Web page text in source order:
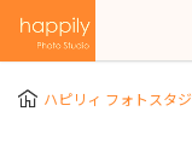
ハピリィ フォトスタ